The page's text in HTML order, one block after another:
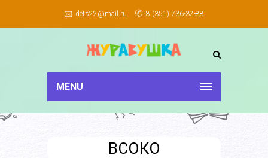
dets22@mail.ru 8 (351) 736-32-88
MENU
ВСОКО